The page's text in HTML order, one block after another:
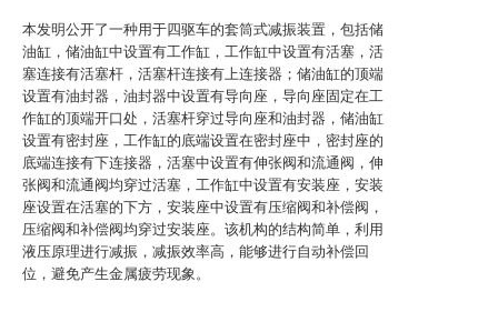
本发明公开了一种用于四驱车的套筒式减振装置，包括储
油缸，储油缸中设置有工作缸，工作缸中设置有活塞，活
塞连接有活塞杆，活塞杆连接有上连接器；储油缸的顶端
设置有油封器，油封器中设置有导向座，导向座固定在工
作缸的顶端开口处，活塞杆穿过导向座和油封器，储油缸
设置有密封座，工作缸的底端设置在密封座中，密封座的
底端连接有下连接器，活塞中设置有伸张阀和流通阀，伸
张阀和流通阀均穿过活塞，工作缸中设置有安装座，安装
座设置在活塞的下方，安装座中设置有压缩阀和补偿阀，
压缩阀和补偿阀均穿过安装座。该机构的结构简单，利用
液压原理进行减振，减振效率高，能够进行自动补偿回
位，避免产生金属疲劳现象。